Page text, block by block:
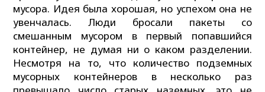
мусора. Идея была хорошая, но успехом она не
увенчалась. Люди бросали пакеты со
смешанным мусором в первый попавшийся
контейнер, не думая ни о каком разделении.
Несмотря на то, что количество подземных
мусорных контейнеров в несколько раз